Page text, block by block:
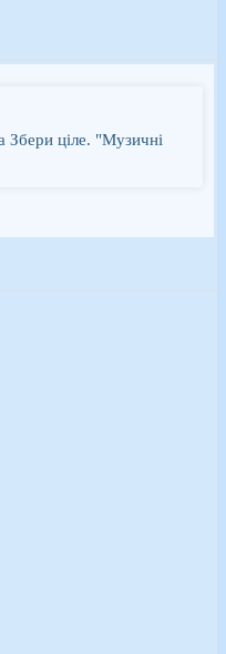
Збери ціле. "Музичні